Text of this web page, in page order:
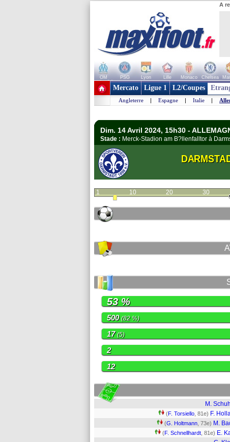
A
OM PSG Lyon Lille Monaco Chelsea
+ de clubs
Mercato Ligue 1 L2/Coupes
Angleterre | Espagne | Italie |
Dim. 14 Avril 2024, 15h30 -
Stade : Merck-Stadion am B?llenfalltor à
1 10 20 30
53 %
500(82 %)
17(5)
2
12
M.
(F. Torsiello , 81e) F.
(G. Holtmann , 73e) M.
(F. Schnellhardt , 81e) E.